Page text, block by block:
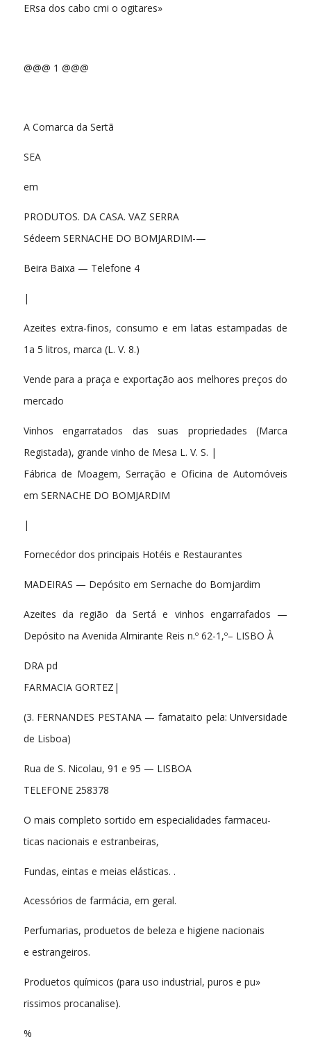
ERsa dos cabo cmi o ogitares»
@@@ 1 @@@
A Comarca da Sertã
SEA
em
PRODUTOS. DA CASA. VAZ SERRA
Sédeem SERNACHE DO BOMJARDIM-—
Beira Baixa — Telefone 4
|
Azeites extra-finos, consumo e em latas estampadas de
1a 5 litros, marca (L. V. 8.)
Vende para a praça e exportação aos melhores preços do
mercado
Vinhos engarratados das suas propriedades (Marca
Registada), grande vinho de Mesa L. V. S. |
Fábrica de Moagem, Serração e Oficina de Automóveis
em SERNACHE DO BOMJARDIM
|
Fornecédor dos principais Hotéis e Restaurantes
MADEIRAS — Depósito em Sernache do Bomjardim
Azeites da região da Sertá e vinhos engarrafados —
Depósito na Avenida Almirante Reis n.º 62-1,º– LISBO À
DRA pd
FARMACIA GORTEZ|
(3. FERNANDES PESTANA — famataito pela: Universidade
de Lisboa)
Rua de S. Nicolau, 91 e 95 — LISBOA
TELEFONE 258378
O mais completo sortido em especialidades farmaceu-
ticas nacionais e estranbeiras,
Fundas, eintas e meias elásticas. .
Acessórios de farmácia, em geral.
Perfumarias, produetos de beleza e higiene nacionais
e estrangeiros.
Produetos químicos (para uso industrial, puros e pu»
rissimos procanalise).
%